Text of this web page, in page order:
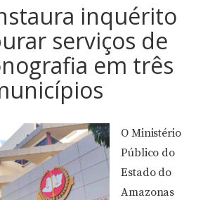
inquérito
serviços de
em três
O Ministério
Público do
Estado do
Amazonas